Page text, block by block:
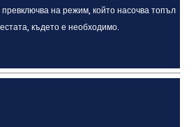
на режим, който насочва топъл
където е необходимо.